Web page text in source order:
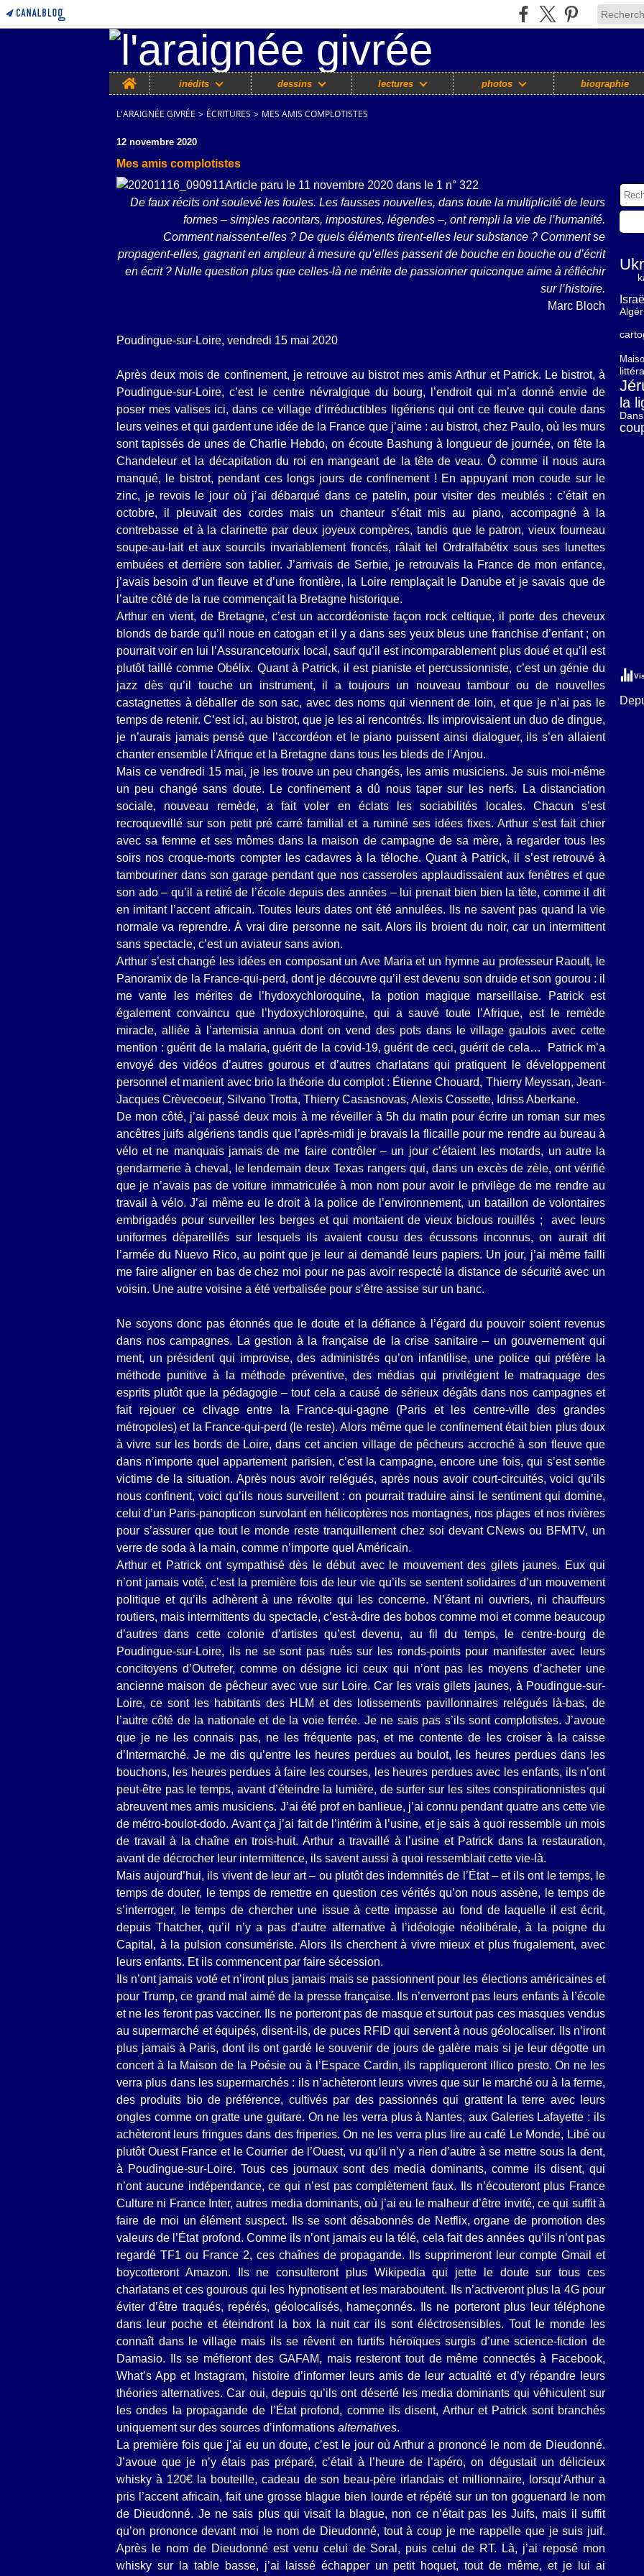
Home
inédits dessins lectures photos biographie
L'ARAIGNÉE GIVRÉE > ÉCRITURES > MES AMIS COMPLOTISTES
12 novembre 2020
Mes amis complotistes
Article paru le 11 novembre 2020 dans le 1 n° 322
De faux récits ont soulevé les foules. Les fausses nouvelles, dans toute la multiplicité de leurs
formes – simples racontars, impostures, légendes –, ont rempli la vie de l’humanité.
Comment naissent-elles ? De quels éléments tirent-elles leur substance ? Comment se
propagent-elles, gagnant en ampleur à mesure qu’elles passent de bouche en bouche ou d’écrit
en écrit ? Nulle question plus que celles-là ne mérite de passionner quiconque aime à réfléchir
sur l’histoire.
Marc Bloch
Poudingue-sur-Loire, vendredi 15 mai 2020
Après deux mois de confinement, je retrouve au bistrot mes amis Arthur et Patrick. Le bistrot, à
Poudingue-sur-Loire, c’est le centre névralgique du bourg, l’endroit qui m’a donné envie de
poser mes valises ici, dans ce village d’irréductibles ligériens qui ont ce fleuve qui coule dans
leurs veines et qui gardent une idée de la France que j’aime : au bistrot, chez Paulo, où les murs
sont tapissés de unes de Charlie Hebdo, on écoute Bashung à longueur de journée, on fête la
Chandeleur et la décapitation du roi en mangeant de la tête de veau. Ô comme il nous aura
manqué, le bistrot, pendant ces longs jours de confinement ! En appuyant mon coude sur le
zinc, je revois le jour où j’ai débarqué dans ce patelin, pour visiter des meublés : c’était en
octobre, il pleuvait des cordes mais un chanteur s’était mis au piano, accompagné à la
contrebasse et à la clarinette par deux joyeux compères, tandis que le patron, vieux fourneau
soupe-au-lait et aux sourcils invariablement froncés, râlait tel Ordralfabétix sous ses lunettes
embuées et derrière son tablier. J’arrivais de Serbie, je retrouvais la France de mon enfance,
j’avais besoin d’un fleuve et d’une frontière, la Loire remplaçait le Danube et je savais que de
l’autre côté de la rue commençait la Bretagne historique.
Arthur en vient, de Bretagne, c’est un accordéoniste façon rock celtique, il porte des cheveux
blonds de barde qu’il noue en catogan et il y a dans ses yeux bleus une franchise d’enfant ; on
pourrait voir en lui l’Assurancetourix local, sauf qu’il est incomparablement plus doué et qu’il est
plutôt taillé comme Obélix. Quant à Patrick, il est pianiste et percussionniste, c’est un génie du
jazz dès qu’il touche un instrument, il a toujours un nouveau tambour ou de nouvelles
castagnettes à déballer de son sac, avec des noms qui viennent de loin, et que je n’ai pas le
temps de retenir. C’est ici, au bistrot, que je les ai rencontrés. Ils improvisaient un duo de dingue,
je n’aurais jamais pensé que l’accordéon et le piano puissent ainsi dialoguer, ils s’en allaient
chanter ensemble l’Afrique et la Bretagne dans tous les bleds de l’Anjou.
Mais ce vendredi 15 mai, je les trouve un peu changés, les amis musiciens. Je suis moi-même
un peu changé sans doute. Le confinement a dû nous taper sur les nerfs. La distanciation
sociale, nouveau remède, a fait voler en éclats les sociabilités locales. Chacun s’est
recroquevillé sur son petit pré carré familial et a ruminé ses idées fixes. Arthur s’est fait chier
avec sa femme et ses mômes dans la maison de campagne de sa mère, à regarder tous les
soirs nos croque-morts compter les cadavres à la téloche. Quant à Patrick, il s’est retrouvé à
tambouriner dans son garage pendant que nos casseroles applaudissaient aux fenêtres et que
son ado – qu’il a retiré de l’école depuis des années – lui prenait bien bien la tête, comme il dit
en imitant l’accent africain. Toutes leurs dates ont été annulées. Ils ne savent pas quand la vie
normale va reprendre. À vrai dire personne ne sait. Alors ils broient du noir, car un intermittent
sans spectacle, c’est un aviateur sans avion.
Arthur s’est changé les idées en composant un Ave Maria et un hymne au professeur Raoult, le
Panoramix de la France-qui-perd, dont je découvre qu’il est devenu son druide et son gourou : il
me vante les mérites de l’hydoxychloroquine, la potion magique marseillaise. Patrick est
également convaincu que l’hydoxychloroquine, qui a sauvé toute l’Afrique, est le remède
miracle, alliée à l’artemisia annua dont on vend des pots dans le village gaulois avec cette
mention : guérit de la malaria, guérit de la covid-19, guérit de ceci, guérit de cela… Patrick m’a
envoyé des vidéos d’autres gourous et d’autres charlatans qui pratiquent le développement
personnel et manient avec brio la théorie du complot : Étienne Chouard, Thierry Meyssan, Jean-
Jacques Crèvecoeur, Silvano Trotta, Thierry Casasnovas, Alexis Cossette, Idriss Aberkane.
De mon côté, j’ai passé deux mois à me réveiller à 5h du matin pour écrire un roman sur mes
ancêtres juifs algériens tandis que l’après-midi je bravais la flicaille pour me rendre au bureau à
vélo et ne manquais jamais de me faire contrôler – un jour c’étaient les motards, un autre la
gendarmerie à cheval, le lendemain deux Texas rangers qui, dans un excès de zèle, ont vérifié
que je n’avais pas de voiture immatriculée à mon nom pour avoir le privilège de me rendre au
travail à vélo. J’ai même eu le droit à la police de l’environnement, un bataillon de volontaires
embrigadés pour surveiller les berges et qui montaient de vieux biclous rouillés ; avec leurs
uniformes dépareillés sur lesquels ils avaient cousu des écussons inconnus, on aurait dit
l’armée du Nuevo Rico, au point que je leur ai demandé leurs papiers. Un jour, j’ai même failli
me faire aligner en bas de chez moi pour ne pas avoir respecté la distance de sécurité avec un
voisin. Une autre voisine a été verbalisée pour s’être assise sur un banc.
Ne soyons donc pas étonnés que le doute et la défiance à l’égard du pouvoir soient revenus
dans nos campagnes. La gestion à la française de la crise sanitaire – un gouvernement qui
ment, un président qui improvise, des administrés qu’on infantilise, une police qui préfère la
méthode punitive à la méthode préventive, des médias qui privilégient le matraquage des
esprits plutôt que la pédagogie – tout cela a causé de sérieux dégâts dans nos campagnes et
fait rejouer ce clivage entre la France-qui-gagne (Paris et les centre-ville des grandes
métropoles) et la France-qui-perd (le reste). Alors même que le confinement était bien plus doux
à vivre sur les bords de Loire, dans cet ancien village de pêcheurs accroché à son fleuve que
dans n’importe quel appartement parisien, c’est la campagne, encore une fois, qui s’est sentie
victime de la situation. Après nous avoir relégués, après nous avoir court-circuités, voici qu’ils
nous confinent, voici qu’ils nous surveillent : on pourrait traduire ainsi le sentiment qui domine,
celui d’un Paris-panopticon survolant en hélicoptères nos montagnes, nos plages et nos rivières
pour s’assurer que tout le monde reste tranquillement chez soi devant CNews ou BFMTV, un
verre de soda à la main, comme n’importe quel Américain.
Arthur et Patrick ont sympathisé dès le début avec le mouvement des gilets jaunes. Eux qui
n’ont jamais voté, c’est la première fois de leur vie qu’ils se sentent solidaires d’un mouvement
politique et qu’ils adhèrent à une révolte qui les concerne. N’étant ni ouvriers, ni chauffeurs
routiers, mais intermittents du spectacle, c’est-à-dire des bobos comme moi et comme beaucoup
d’autres dans cette colonie d’artistes qu’est devenu, au fil du temps, le centre-bourg de
Poudingue-sur-Loire, ils ne se sont pas rués sur les ronds-points pour manifester avec leurs
concitoyens d’Outrefer, comme on désigne ici ceux qui n’ont pas les moyens d’acheter une
ancienne maison de pêcheur avec vue sur Loire. Car les vrais gilets jaunes, à Poudingue-sur-
Loire, ce sont les habitants des HLM et des lotissements pavillonnaires relégués là-bas, de
l’autre côté de la nationale et de la voie ferrée. Je ne sais pas s’ils sont complotistes. J’avoue
que je ne les connais pas, ne les fréquente pas, et me contente de les croiser à la caisse
d’Intermarché. Je me dis qu’entre les heures perdues au boulot, les heures perdues dans les
bouchons, les heures perdues à faire les courses, les heures perdues avec les enfants, ils n’ont
peut-être pas le temps, avant d’éteindre la lumière, de surfer sur les sites conspirationnistes qui
abreuvent mes amis musiciens. J’ai été prof en banlieue, j’ai connu pendant quatre ans cette vie
de métro-boulot-dodo. Avant ça j’ai fait de l’intérim à l’usine, et je sais à quoi ressemble un mois
de travail à la chaîne en trois-huit. Arthur a travaillé à l’usine et Patrick dans la restauration,
avant de décrocher leur intermittence, ils savent aussi à quoi ressemblait cette vie-là.
Mais aujourd’hui, ils vivent de leur art – ou plutôt des indemnités de l’État – et ils ont le temps, le
temps de douter, le temps de remettre en question ces vérités qu’on nous assène, le temps de
s’interroger, le temps de chercher une issue à cette impasse au fond de laquelle il est écrit,
depuis Thatcher, qu’il n’y a pas d’autre alternative à l’idéologie néolibérale, à la poigne du
Capital, à la pulsion consumériste. Alors ils cherchent à vivre mieux et plus frugalement, avec
leurs enfants. Et ils commencent par faire sécession.
Ils n’ont jamais voté et n’iront plus jamais mais se passionnent pour les élections américaines et
pour Trump, ce grand mal aimé de la presse française. Ils n’enverront pas leurs enfants à l’école
et ne les feront pas vacciner. Ils ne porteront pas de masque et surtout pas ces masques vendus
au supermarché et équipés, disent-ils, de puces RFID qui servent à nous géolocaliser. Ils n’iront
plus jamais à Paris, dont ils ont gardé le souvenir de jours de galère mais si je leur dégotte un
concert à la Maison de la Poésie ou à l’Espace Cardin, ils rappliqueront illico presto. On ne les
verra plus dans les supermarchés : ils n’achèteront leurs vivres que sur le marché ou à la ferme,
des produits bio de préférence, cultivés par des passionnés qui grattent la terre avec leurs
ongles comme on gratte une guitare. On ne les verra plus à Nantes, aux Galeries Lafayette : ils
achèteront leurs fringues dans des friperies. On ne les verra plus lire au café Le Monde, Libé ou
plutôt Ouest France et le Courrier de l’Ouest, vu qu’il n’y a rien d’autre à se mettre sous la dent,
à Poudingue-sur-Loire. Tous ces journaux sont des media dominants, comme ils disent, qui
n’ont aucune indépendance, ce qui n’est pas complètement faux. Ils n’écouteront plus France
Culture ni France Inter, autres media dominants, où j’ai eu le malheur d’être invité, ce qui suffit à
faire de moi un élément suspect. Ils se sont désabonnés de Netflix, organe de promotion des
valeurs de l’État profond. Comme ils n’ont jamais eu la télé, cela fait des années qu’ils n’ont pas
regardé TF1 ou France 2, ces chaînes de propagande. Ils supprimeront leur compte Gmail et
boycotteront Amazon. Ils ne consulteront plus Wikipedia qui jette le doute sur tous ces
charlatans et ces gourous qui les hypnotisent et les maraboutent. Ils n’activeront plus la 4G pour
éviter d’être traqués, repérés, géolocalisés, hameçonnés. Ils ne porteront plus leur téléphone
dans leur poche et éteindront la box la nuit car ils sont éléctrosensibles. Tout le monde les
connaît dans le village mais ils se rêvent en furtifs héroïques surgis d’une science-fiction de
Damasio. Ils se méfieront des GAFAM, mais resteront tout de même connectés à Facebook,
What’s App et Instagram, histoire d’informer leurs amis de leur actualité et d’y répandre leurs
théories alternatives. Car oui, depuis qu’ils ont déserté les media dominants qui véhiculent sur
les ondes la propagande de l’État profond, comme ils disent, Arthur et Patrick sont branchés
uniquement sur des sources d’informations alternatives.
La première fois que j’ai eu un doute, c’est le jour où Arthur a prononcé le nom de Dieudonné.
J’avoue que je n’y étais pas préparé, c’était à l’heure de l’apéro, on dégustait un délicieux
whisky à 120€ la bouteille, cadeau de son beau-père irlandais et millionnaire, lorsqu’Arthur a
pris l’accent africain, fait une grosse blague bien lourde et répété sur un ton goguenard le nom
de Dieudonné. Je ne sais plus qui visait la blague, non ce n’était pas les Juifs, mais il suffit
qu’on prononce devant moi le nom de Dieudonné, tout à coup je me rappelle que je suis juif.
Après le nom de Dieudonné est venu celui de Soral, puis celui de RT. Là, j’ai reposé mon
whisky sur la table basse, j’ai laissé échapper un petit hoquet, tout de même, et je lui ai
Israël
la